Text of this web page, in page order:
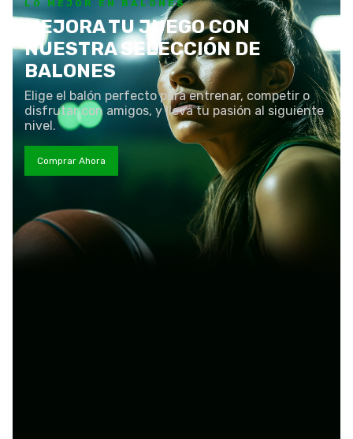
LO MEJOR EN BALONES
MEJORA TU JUEGO CON
NUESTRA SELECCIÓN DE
BALONES
Elige el balón perfecto para entrenar, competir o
disfrutar con amigos, y lleva tu pasión al siguiente
nivel.
Comprar Ahora